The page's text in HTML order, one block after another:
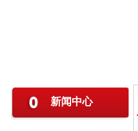
新闻中心